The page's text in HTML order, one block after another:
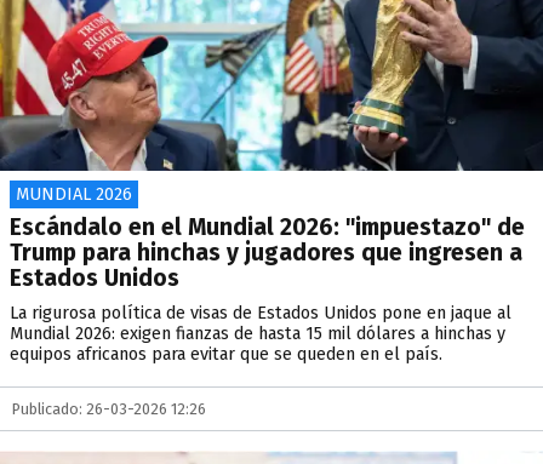
MUNDIAL 2026
Escándalo en el Mundial 2026: "impuestazo" de
Trump para hinchas y jugadores que ingresen a
Estados Unidos
La rigurosa política de visas de Estados Unidos pone en jaque al
Mundial 2026: exigen fianzas de hasta 15 mil dólares a hinchas y
equipos africanos para evitar que se queden en el país.
Publicado: 26-03-2026 12:26